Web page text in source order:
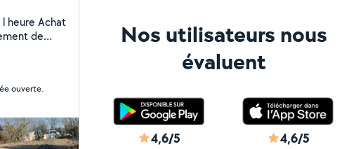
heure Achat
de
ouverte.
Nos utilisateurs nous
évaluent
4,6/5 4,6/5